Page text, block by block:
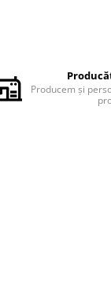
Producem și